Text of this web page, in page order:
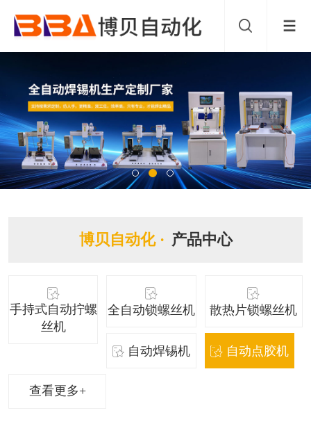
博贝自动化 · 产品中心
手持式自动拧螺
丝机
全自动锁螺丝机 散热片锁螺丝机
自动焊锡机 自动点胶机
查看更多+